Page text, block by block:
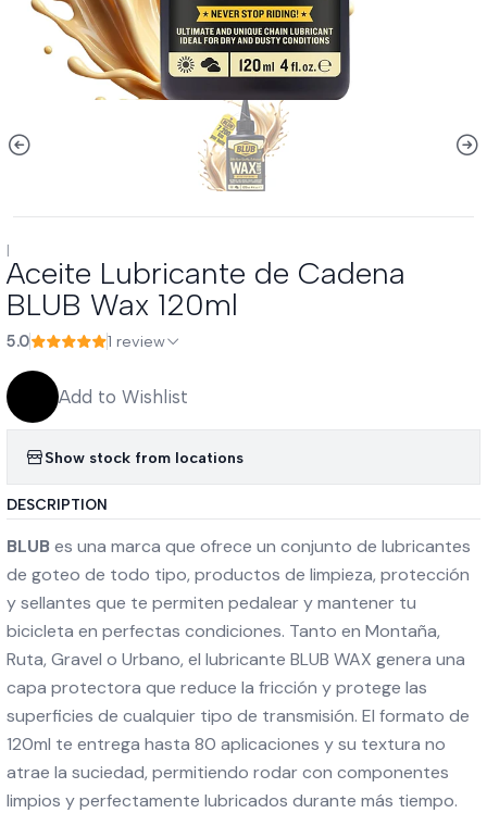
|
Aceite Lubricante de Cadena
BLUB Wax 120ml
5.0 1 review
Add to Wishlist
Show stock from locations
DESCRIPTION
BLUB es una marca que ofrece un conjunto de lubricantes
de goteo de todo tipo, productos de limpieza, protección
y sellantes que te permiten pedalear y mantener tu
bicicleta en perfectas condiciones. Tanto en Montaña,
Ruta, Gravel o Urbano, el lubricante BLUB WAX genera una
capa protectora que reduce la fricción y protege las
superficies de cualquier tipo de transmisión. El formato de
120ml te entrega hasta 80 aplicaciones y su textura no
atrae la suciedad, permitiendo rodar con componentes
limpios y perfectamente lubricados durante más tiempo.